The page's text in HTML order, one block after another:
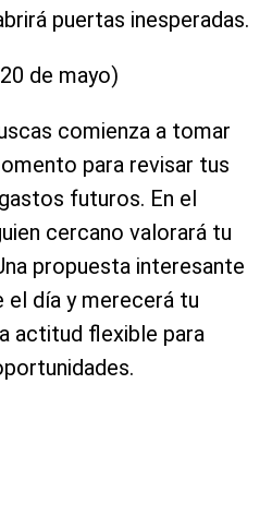
puertas inesperadas.
de mayo)
comienza a tomar
para revisar tus
futuros. En el
cercano valorará tu
propuesta interesante
el día y merecerá tu
actitud flexible para